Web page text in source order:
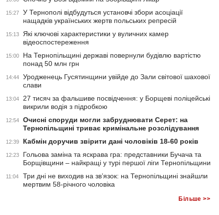
15:27
У Тернополі відбудуться установчі збори асоціації
нащадків українських жертв польських репресій
15:13
Які ключові характеристики у вуличних камер
відеоспостереження
15:00
На Тернопільщині державі повернули будівлю вартістю
понад 50 млн грн
14:44
Уродженець Гусятинщини увійде до Зали світової шахової
слави
13:04
27 тисяч за фальшиве посвідчення: у Борщеві поліцейські
викрили водія з підробкою
12:54
Очисні споруди могли забруднювати Серет: на
Тернопільщині триває кримінальне розслідування
12:39 Кабмін доручив звірити дані чоловіків 18-60 років
12:23
Гольова заміна та яскрава гра: представники Бучача та
Борщівщини – найкращі у турі першої ліги Тернопільщини
11:04
Три дні не виходив на зв’язок: на Тернопільщині знайшли
мертвим 58-річного чоловіка
Більше >>